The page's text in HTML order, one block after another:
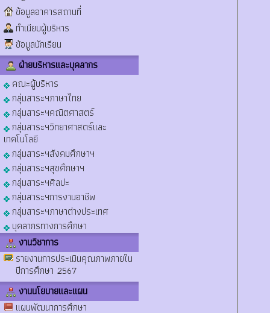
ข้อมูลอาคารสถานที่
ทำเนียบผู้บริหาร
ข้อมูลนักเรียน
ฝ่ายบริหารและบุคลากร
คณะผู้บริหาร
กลุ่มสาระฯภาษาไทย
กลุ่มสาระฯคณิตศาสตร์
กลุ่มสาระฯวิทยาศาสตร์และ
เทคโนโลยี
กลุ่มสาระฯสังคมศึกษาฯ
กลุ่มสาระฯสุขศึกษาฯ
กลุ่มสาระฯศิลปะ
กลุ่มสาระฯการงานอาชีพ
กลุ่มสาระฯภาษาต่างประเทศ
บุคลากรทางการศึกษา
งานวิชาการ
รายงานการประเมินคุณภาพภายใน
ปีการศึกษา 2567
งานนโยบายและแผน
แผนพัฒนาการศึกษา